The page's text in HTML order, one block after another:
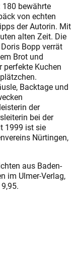
180 bewährte
von echten
der Autorin. Mit
alten Zeit. Die
Bopp verrät
Brot und
perfekte Kuchen
Backtage und
der
bei der
1999 ist sie
Nürtingen,
aus Baden-
im Ulmer-Verlag,